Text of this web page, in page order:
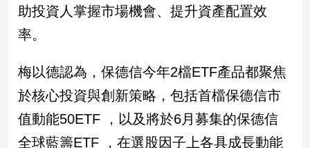
技/
戲
動
寵
Pet
助投資人掌握市場機會、提升資產配置效
率。
梅以德認為，保德信今年2檔ETF產品都聚焦
於核心投資與創新策略，包括首檔保德信市
值動能50ETF ，以及將於6月募集的保德信
全球藍籌ETF ，在選股因子上各具成長動能